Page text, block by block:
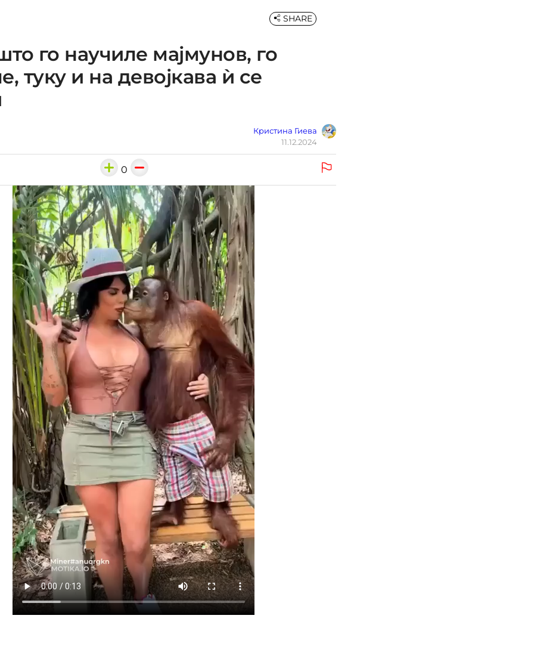
го научиле мајмунов, го
туку и на девојкава ѝ се
Кристина Гиева
11.12.2024
SHARE
0